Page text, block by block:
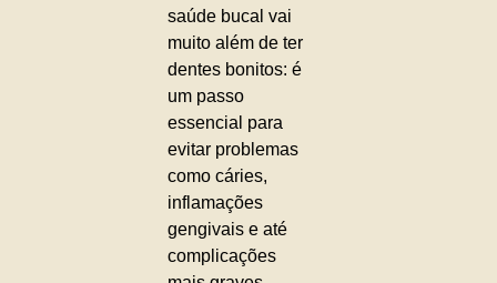
saúde bucal vai
muito além de ter
dentes bonitos: é
um passo
essencial para
evitar problemas
como cáries,
inflamações
gengivais e até
complicações